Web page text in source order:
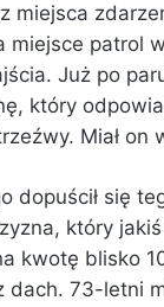
miejsca
miejsce patrol
Już po
który
Miał
dopuścił się
który
kwotę blisko
dach. 73-letni